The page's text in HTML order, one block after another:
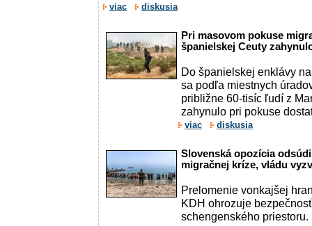
viac diskusia
Pri masovom pokuse
španielskej Ceuty
Do španielskej enklávy
sa podľa miestnych
približne 60-tisíc ľudí z
zahynulo pri pokuse
viac diskusia
Slovenská opozícia
migračnej kríze, vládu
Prelomenie vonkajšej
KDH ohrozuje
schengenského priestoru.